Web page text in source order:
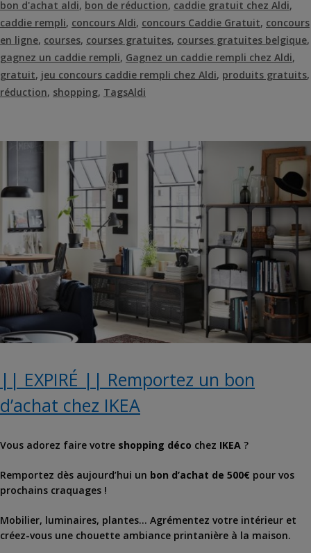
bon d'achat aldi, bon de réduction, caddie gratuit chez Aldi,
caddie rempli, concours Aldi, concours Caddie Gratuit, concours
en ligne, courses, courses gratuites, courses gratuites belgique,
gagnez un caddie rempli, Gagnez un caddie rempli chez Aldi,
gratuit, jeu concours caddie rempli chez Aldi, produits gratuits,
réduction, shopping, TagsAldi
|| EXPIRÉ || Remportez un bon
d’achat chez IKEA
Vous adorez faire votre shopping déco chez IKEA ?
Remportez dès aujourd’hui un bon d’achat de 500€ pour vos
prochains craquages !
Mobilier, luminaires, plantes… Agrémentez votre intérieur et
créez-vous une chouette ambiance printanière à la maison.